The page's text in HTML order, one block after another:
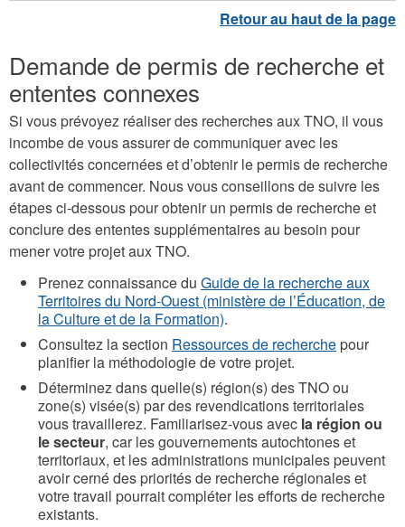
Demande de permis de recherche et
ententes connexes
Si vous prévoyez réaliser des recherches aux TNO, il vous
incombe de vous assurer de communiquer avec les
collectivités concernées et d’obtenir le permis de recherche
avant de commencer. Nous vous conseillons de suivre les
étapes ci-dessous pour obtenir un permis de recherche et
conclure des ententes supplémentaires au besoin pour
mener votre projet aux TNO.
Prenez connaissance du Guide de la recherche aux
Territoires du Nord-Ouest (ministère de l’Éducation, de
la Culture et de la Formation).
Consultez la section Ressources de recherchepour
planifier la méthodologie de votre projet.
Déterminez dans quelle(s) région(s) des TNO ou
zone(s) visée(s) par des revendications territoriales
vous travaillerez. Familiarisez-vous avec la région ou
le secteur, car les gouvernements autochtones et
territoriaux, et les administrations municipales peuvent
avoir cerné des priorités de recherche régionales et
votre travail pourrait compléter les efforts de recherche
existants.